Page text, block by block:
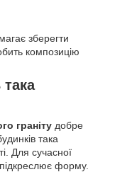
зберегти
композицію
граніту добре
така
Для сучасної
форму.